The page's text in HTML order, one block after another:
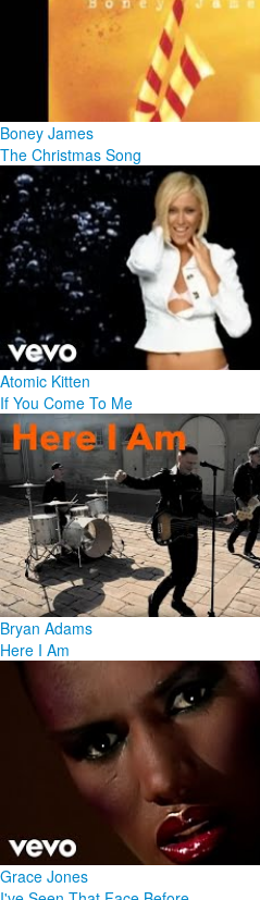
Boney James
The Christmas Song
Atomic Kitten
If You Come To Me
Bryan Adams
Here I Am
Grace Jones